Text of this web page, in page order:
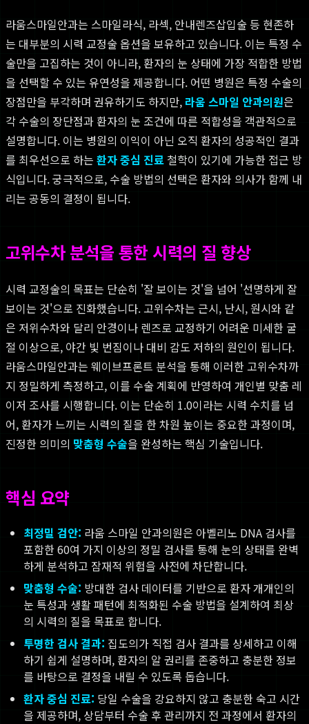
라움스마일안과는 스마일라식, 라섹, 안내렌즈삽입술 등 현존하
는 대부분의 시력 교정술 옵션을 보유하고 있습니다. 이는 특정 수
술만을 고집하는 것이 아니라, 환자의 눈 상태에 가장 적합한 방법
을 선택할 수 있는 유연성을 제공합니다. 어떤 병원은 특정 수술의
장점만을 부각하며 권유하기도 하지만, 라움 스마일 안과의원은
각 수술의 장단점과 환자의 눈 조건에 따른 적합성을 객관적으로
설명합니다. 이는 병원의 이익이 아닌 오직 환자의 성공적인 결과
를 최우선으로 하는 환자 중심 진료 철학이 있기에 가능한 접근 방
식입니다. 궁극적으로, 수술 방법의 선택은 환자와 의사가 함께 내
리는 공동의 결정이 됩니다.
고위수차 분석을 통한 시력의 질 향상
시력 교정술의 목표는 단순히 '잘 보이는 것'을 넘어 '선명하게 잘
보이는 것'으로 진화했습니다. 고위수차는 근시, 난시, 원시와 같
은 저위수차와 달리 안경이나 렌즈로 교정하기 어려운 미세한 굴
절 이상으로, 야간 빛 번짐이나 대비 감도 저하의 원인이 됩니다.
라움스마일안과는 웨이브프론트 분석을 통해 이러한 고위수차까
지 정밀하게 측정하고, 이를 수술 계획에 반영하여 개인별 맞춤 레
이저 조사를 시행합니다. 이는 단순히 1.0이라는 시력 수치를 넘
어, 환자가 느끼는 시력의 질을 한 차원 높이는 중요한 과정이며,
진정한 의미의 맞춤형 수술을 완성하는 핵심 기술입니다.
핵심 요약
최정밀 검안: 라움 스마일 안과의원은 아벨리노 DNA 검사를
포함한 60여 가지 이상의 정밀 검사를 통해 눈의 상태를 완벽
하게 분석하고 잠재적 위험을 사전에 차단합니다.
맞춤형 수술: 방대한 검사 데이터를 기반으로 환자 개개인의
눈 특성과 생활 패턴에 최적화된 수술 방법을 설계하여 최상
의 시력의 질을 목표로 합니다.
투명한 검사 결과: 집도의가 직접 검사 결과를 상세하고 이해
하기 쉽게 설명하며, 환자의 알 권리를 존중하고 충분한 정보
를 바탕으로 결정을 내릴 수 있도록 돕습니다.
환자 중심 진료: 당일 수술을 강요하지 않고 충분한 숙고 시간
을 제공하며, 상담부터 수술 후 관리까지 전 과정에서 환자의